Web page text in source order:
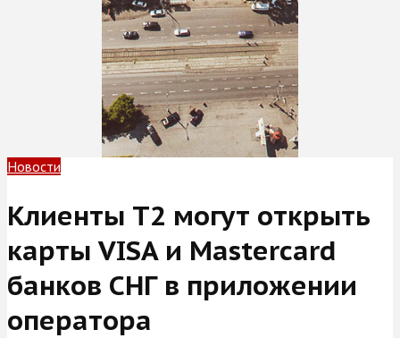
Новости
Клиенты Т2 могут открыть
карты VISA и Mastercard
банков СНГ в приложении
оператора